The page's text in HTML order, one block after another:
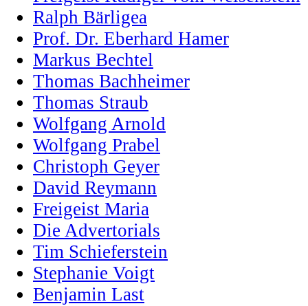
Ralph Bärligea
Prof. Dr. Eberhard Hamer
Markus Bechtel
Thomas Bachheimer
Thomas Straub
Wolfgang Arnold
Wolfgang Prabel
Christoph Geyer
David Reymann
Freigeist Maria
Die Advertorials
Tim Schieferstein
Stephanie Voigt
Benjamin Last